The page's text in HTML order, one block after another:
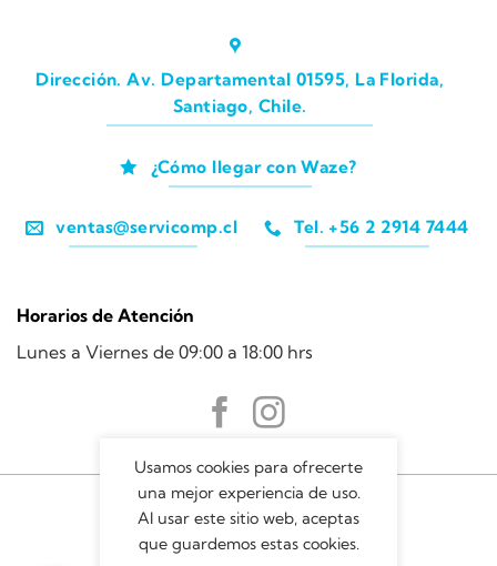
Dirección. Av. Departamental 01595, La Florida,
Santiago, Chile.
¿Cómo llegar con Waze?
ventas@servicomp.cl Tel. +56 2 2914 7444
Horarios de Atención
Lunes a Viernes de 09:00 a 18:00 hrs
Usamos cookies para ofrecerte
una mejor experiencia de uso.
Al usar este sitio web, aceptas
que guardemos estas cookies.